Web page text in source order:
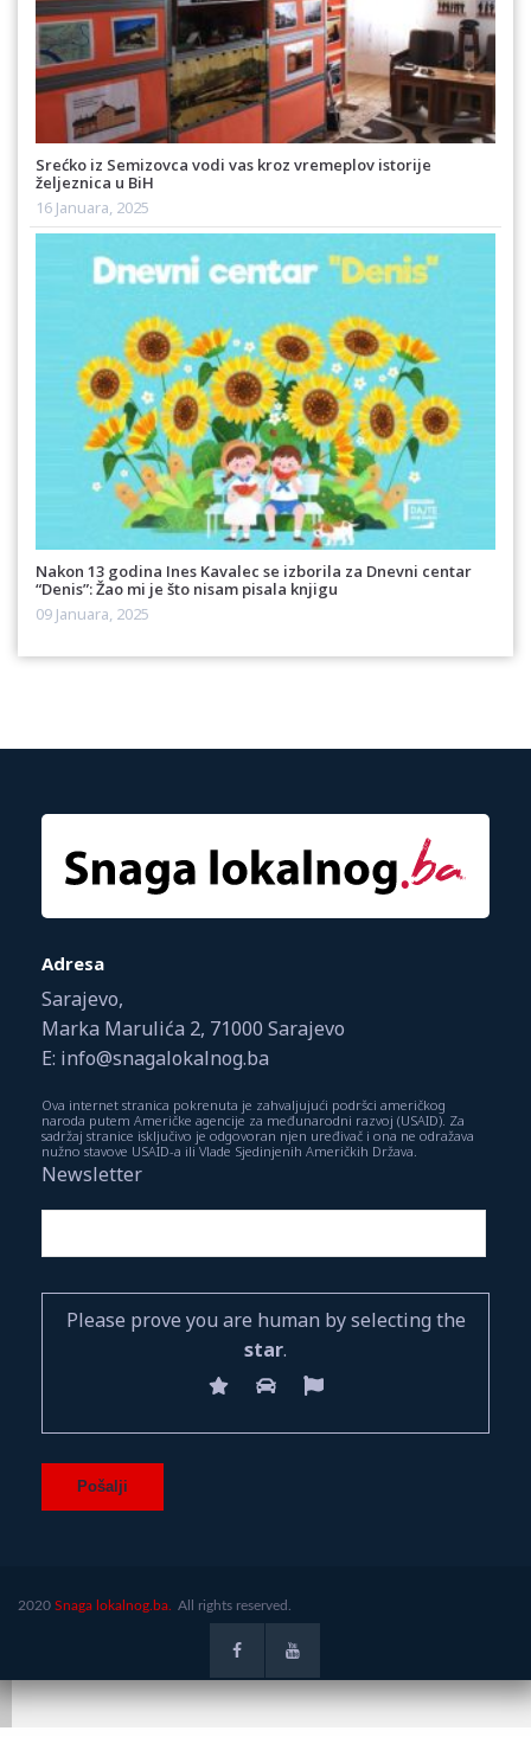
Srećko iz Semizovca vodi vas kroz vremeplov istorije
željeznica u BiH
16 Januara, 2025
Nakon 13 godina Ines Kavalec se izborila za Dnevni centar
“Denis”: Žao mi je što nisam pisala knjigu
09 Januara, 2025
Adresa
Sarajevo,
Marka Marulića 2, 71000 Sarajevo
E: info@snagalokalnog.ba
Ova internet stranica pokrenuta je zahvaljujući podršci američkog
naroda putem Američke agencije za međunarodni razvoj (USAID). Za
sadržaj stranice isključivo je odgovoran njen uređivač i ona ne odražava
nužno stavove USAID-a ili Vlade Sjedinjenih Američkih Država.
Newsletter
Please prove you are human by selecting the
star.
2020 Snaga lokalnog.ba. All rights reserved.